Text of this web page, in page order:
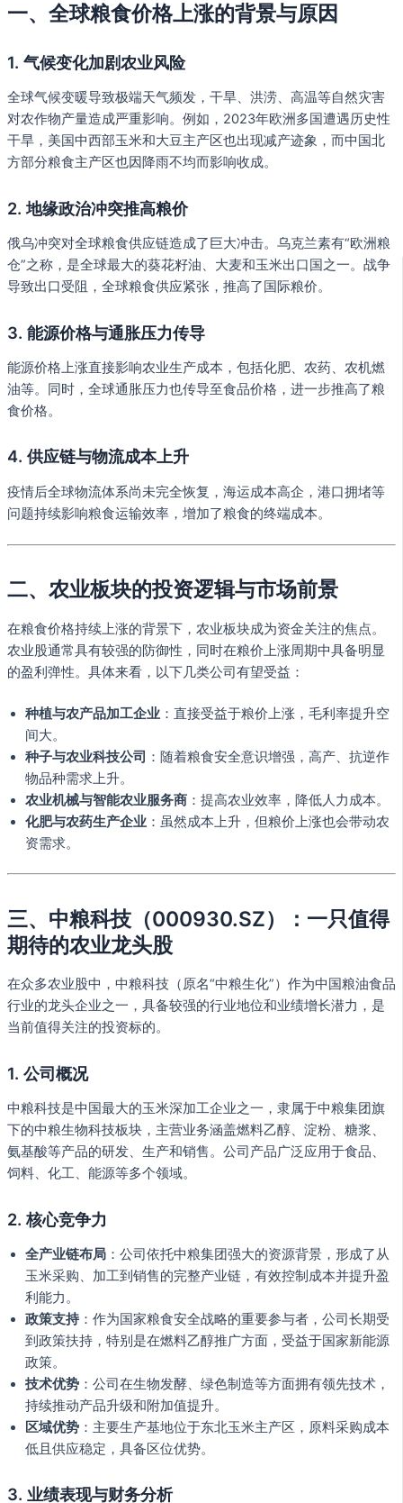
一、全球粮食价格上涨的背景与原因
1. 气候变化加剧农业风险
全球气候变暖导致极端天气频发，干旱、洪涝、高温等自然灾害
对农作物产量造成严重影响。例如，2023年欧洲多国遭遇历史性
干旱，美国中西部玉米和大豆主产区也出现减产迹象，而中国北
方部分粮食主产区也因降雨不均而影响收成。
2. 地缘政治冲突推高粮价
俄乌冲突对全球粮食供应链造成了巨大冲击。乌克兰素有“欧洲粮
仓”之称，是全球最大的葵花籽油、大麦和玉米出口国之一。战争
导致出口受阻，全球粮食供应紧张，推高了国际粮价。
3. 能源价格与通胀压力传导
能源价格上涨直接影响农业生产成本，包括化肥、农药、农机燃
油等。同时，全球通胀压力也传导至食品价格，进一步推高了粮
食价格。
4. 供应链与物流成本上升
疫情后全球物流体系尚未完全恢复，海运成本高企，港口拥堵等
问题持续影响粮食运输效率，增加了粮食的终端成本。
二、农业板块的投资逻辑与市场前景
在粮食价格持续上涨的背景下，农业板块成为资金关注的焦点。
农业股通常具有较强的防御性，同时在粮价上涨周期中具备明显
的盈利弹性。具体来看，以下几类公司有望受益：
种植与农产品加工企业 ：直接受益于粮价上涨，毛利率提升空
间大。
种子与农业科技公司 ：随着粮食安全意识增强，高产、抗逆作
物品种需求上升。
农业机械与智能农业服务商 ：提高农业效率，降低人力成本。
化肥与农药生产企业 ：虽然成本上升，但粮价上涨也会带动农
资需求。
三、中粮科技（000930.SZ）：一只值得
期待的农业龙头股
在众多农业股中，中粮科技（原名“中粮生化”）作为中国粮油食品
行业的龙头企业之一，具备较强的行业地位和业绩增长潜力，是
当前值得关注的投资标的。
1. 公司概况
中粮科技是中国最大的玉米深加工企业之一，隶属于中粮集团旗
下的中粮生物科技板块，主营业务涵盖燃料乙醇、淀粉、糖浆、
氨基酸等产品的研发、生产和销售。公司产品广泛应用于食品、
饲料、化工、能源等多个领域。
2. 核心竞争力
全产业链布局 ：公司依托中粮集团强大的资源背景，形成了从
玉米采购、加工到销售的完整产业链，有效控制成本并提升盈
利能力。
政策支持 ：作为国家粮食安全战略的重要参与者，公司长期受
到政策扶持，特别是在燃料乙醇推广方面，受益于国家新能源
政策。
技术优势 ：公司在生物发酵、绿色制造等方面拥有领先技术，
持续推动产品升级和附加值提升。
区域优势 ：主要生产基地位于东北玉米主产区，原料采购成本
低且供应稳定，具备区位优势。
3. 业绩表现与财务分析